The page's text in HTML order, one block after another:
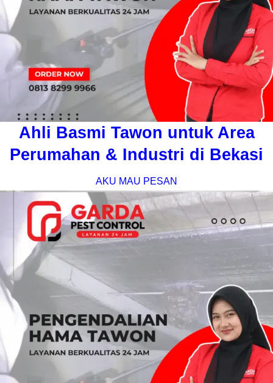
Ahli Basmi Tawon untuk Area
Perumahan & Industri di Bekasi
AKU MAU PESAN